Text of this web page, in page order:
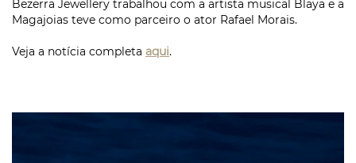
Bezerra Jewellery trabalhou com a artista musical Blaya e a
Magajoias teve como parceiro o ator Rafael Morais.
Veja a notícia completa aqui.